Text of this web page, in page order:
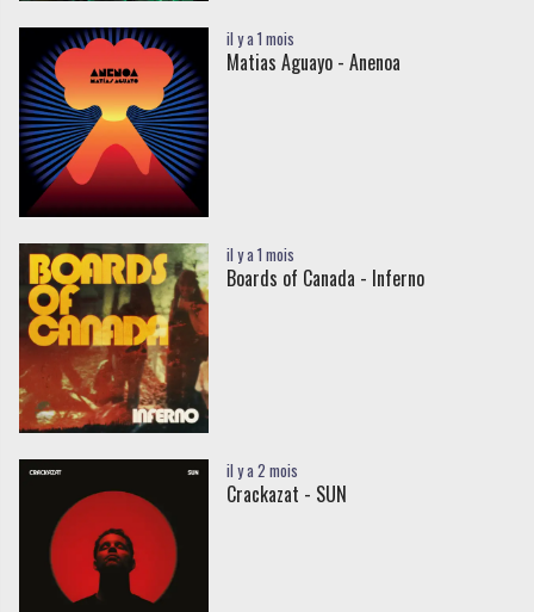
il y a 1 mois
Matias Aguayo - Anenoa
il y a 1 mois
Boards of Canada - Inferno
il y a 2 mois
Crackazat - SUN